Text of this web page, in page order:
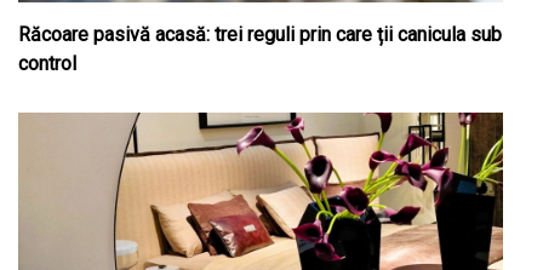
Răcoare pasivă acasă: trei reguli prin care ții canicula sub
control